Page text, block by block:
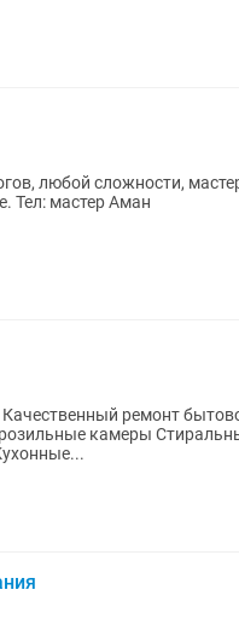
любой сложности,
Тел: мастер Аман
ремонт
камеры